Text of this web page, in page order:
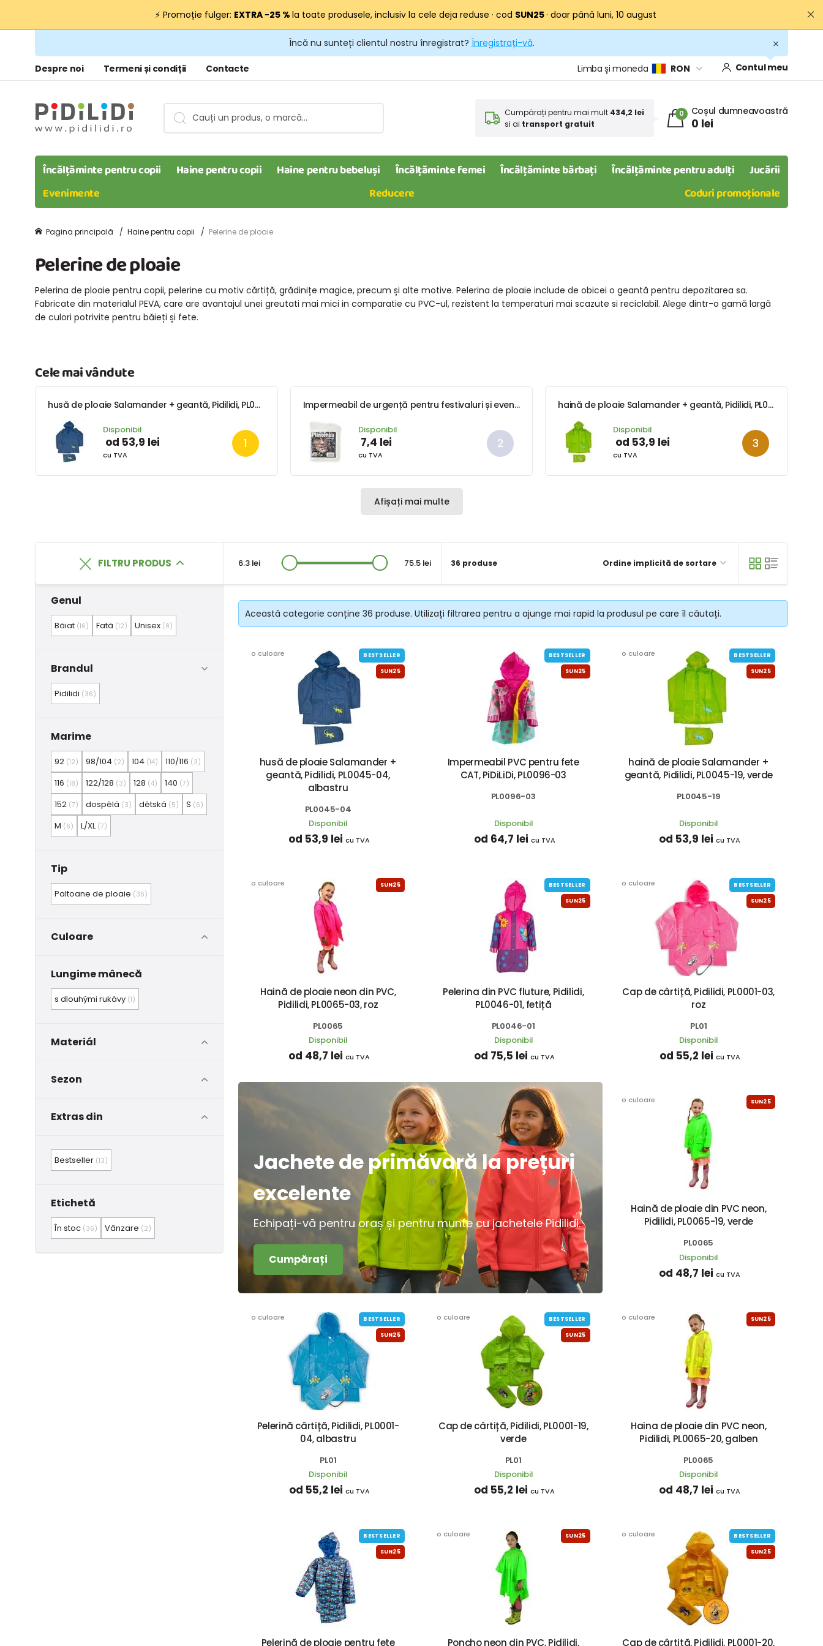
⚡ Promoție fulger: EXTRA −25 % la toate produsele, inclusiv la cele deja reduse · cod SUN25· doar până luni, 10 august
Încă nu sunteți clientul nostru înregistrat? Înregistrați-vă.
Despre noi Termeni și condiții Contacte Limba și moneda RON Contul meu
Cumpărați pentru mai mult 434,2 lei
si ai transport gratuit
0 Coșul dumneavoastră
0 lei
Încălțăminte pentru copii Haine pentru copii Haine pentru bebeluși Încălțăminte femei Încălțăminte bărbați Încălțăminte pentru adulți
Jucării
Evenimente
Reducere Coduri promoționale
Pagina principală Haine pentru copii Pelerine de ploaie
Pelerine de ploaie
Pelerina de ploaie pentru copii, pelerine cu motiv cărtiță, grădinițe magice, precum și alte motive. Pelerina de ploaie include de obicei o geantă pentru depozitarea sa.
Fabricate din materialul PEVA, care are avantajul unei greutati mai mici in comparatie cu PVC-ul, rezistent la temperaturi mai scazute si reciclabil. Alege dintr-o gamă largă
de culori potrivite pentru băieți și fete.
Cele mai vândute
husă de ploaie Salamander + geantă, Pidilidi, PL0045-04, albastru
Disponibil
od 53,9 lei
cu TVA
Impermeabil de urgență pentru festivaluri și evenimente, Pidilidi, PL0101-22, unisex
Disponibil
7,4 lei
cu TVA
haină de ploaie Salamander + geantă, Pidilidi, PL0045-19, verde
Disponibil
od 53,9 lei
cu TVA
Afișați mai multe
FILTRU PRODUS 36 produse Ordine implicită de sortare
Genul
Băiat (16) Fată (12) Unisex (8)
Brandul
Pidilidi (36)
Marime
92 (12) 98/104 (2) 104 (14) 110/116 (3)
116 (18) 122/128 (3) 128 (4) 140 (7)
152 (7) dospělá (3) dětská (5) S (6)
M (6) L/XL (7)
Tip
Paltoane de ploaie (36)
Culoare
Lungime mânecă
s dlouhými rukávy (1)
Materiál
Sezon
Extras din
Bestseller (13)
Etichetă
În stoc (36) Vânzare (2)
6.3 lei 75.5 lei
Această categorie conține 36 produse. Utilizați filtrarea pentru a ajunge mai rapid la produsul pe care îl căutați.
o culoare BESTSELLER
SUN25
husă de ploaie Salamander +
geantă, Pidilidi, PL0045-04,
albastru
PL0045-04
Disponibil
od 53,9 lei cu TVA
BESTSELLER
SUN25
Impermeabil PVC pentru fete
CAT, PiDiLiDi, PL0096-03
PL0096-03
Disponibil
od 64,7 lei cu TVA
o culoare BESTSELLER
SUN25
haină de ploaie Salamander +
geantă, Pidilidi, PL0045-19, verde
PL0045-19
Disponibil
od 53,9 lei cu TVA
o culoare SUN25
Haină de ploaie neon din PVC,
Pidilidi, PL0065-03, roz
PL0065
Disponibil
od 48,7 lei cu TVA
BESTSELLER
SUN25
Pelerina din PVC fluture, Pidilidi,
PL0046-01, fetiță
PL0046-01
Disponibil
od 75,5 lei cu TVA
o culoare BESTSELLER
SUN25
Cap de cârtiță, Pidilidi, PL0001-03,
roz
PL01
Disponibil
od 55,2 lei cu TVA
Jachete de primăvară la prețuri
excelente
Echipați-vă pentru oraș și pentru munte cu jachetele Pidilidi.
Cumpărați
o culoare SUN25
Haină de ploaie din PVC neon,
Pidilidi, PL0065-19, verde
PL0065
Disponibil
od 48,7 lei cu TVA
o culoare BESTSELLER
SUN25
Pelerină cârtiță, Pidilidi, PL0001-
04, albastru
PL01
Disponibil
od 55,2 lei cu TVA
o culoare BESTSELLER
SUN25
Cap de cârtiță, Pidilidi, PL0001-19,
verde
PL01
Disponibil
od 55,2 lei cu TVA
o culoare SUN25
Haina de ploaie din PVC neon,
Pidilidi, PL0065-20, galben
PL0065
Disponibil
od 48,7 lei cu TVA
BESTSELLER
SUN25
Pelerină de ploaie pentru fete
o culoare SUN25
Poncho neon din PVC, Pidilidi,
o culoare BESTSELLER
SUN25
Cap de cârtiță, Pidilidi, PL0001-20,